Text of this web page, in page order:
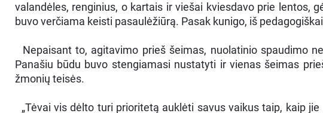
valandėles, renginius, o kartais ir viešai kviesdavo prie lentos,
buvo verčiama keisti pasaulėžiūrą. Pasak kunigo, iš
Nepaisant to, agitavimo prieš šeimas, nuolatinio spaudimo
Panašiu būdu buvo stengiamasi nustatyti ir vienas šeimas
žmonių teisės.
„Tėvai vis dėlto turi prioritetą auklėti savus vaikus taip, kaip